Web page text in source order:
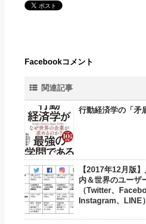
Facebookコメント
関連記事
行動経済学の「矛
【2017年12月版
内＆世界のユーザ
（Twitter、
Instagram、LINE）